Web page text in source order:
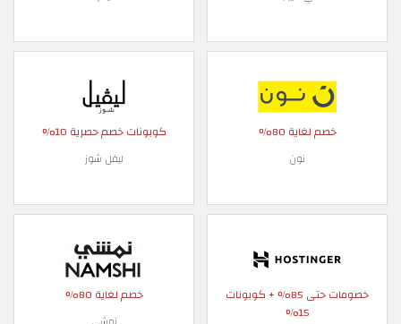
خصم لغاية 80%
نون
كوبونات خصم حصرية 10%
ليفل شوز
خصومات حتى 85% + كوبونات
15%
خصم لغاية 80%